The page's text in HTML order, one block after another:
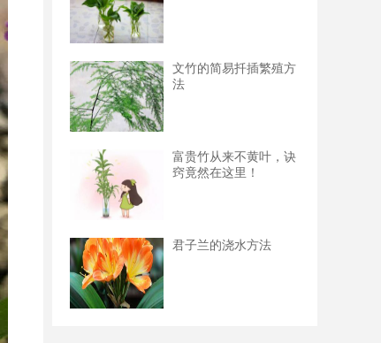
文竹的简易扦插繁殖方
法
富贵竹从来不黄叶，诀
窍竟然在这里！
君子兰的浇水方法